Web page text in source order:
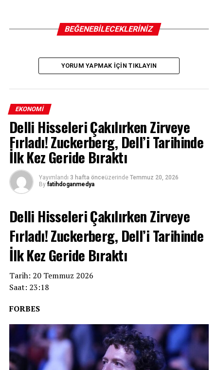
BEĞENEBILECEKLERINIZ
YORUM YAPMAK IÇIN TIKLAYIN
EKONOMI
Delli Hisseleri Çakılırken Zirveye
Fırladı! Zuckerberg, Dell’i Tarihinde
İlk Kez Geride Bıraktı
Yayımlandı 3 hafta önceüzerinde Temmuz 20, 2026
By fatihdoganmedya
Delli Hisseleri Çakılırken Zirveye
Fırladı! Zuckerberg, Dell’i Tarihinde
İlk Kez Geride Bıraktı
Tarih: 20 Temmuz 2026
Saat: 23:18
FORBES